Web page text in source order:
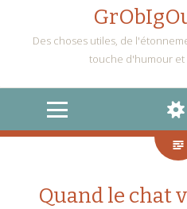
Des choses utiles, de
touche d'humour et
MENU
WIDGETS
RECHERCHE
Quand le chat